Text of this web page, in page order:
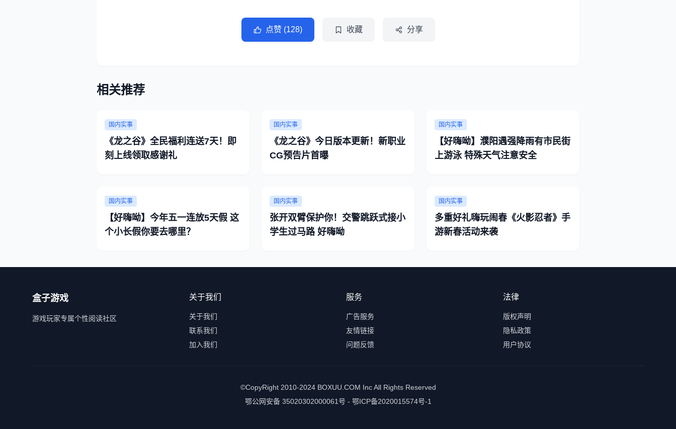
点赞 (128) 收藏 分享
相关推荐
国内实事
《龙之谷》全民福利连送7天！即
刻上线领取感谢礼
国内实事
《龙之谷》今日版本更新！新职业
CG预告片首曝
国内实事
【好嗨呦】濮阳遇强降雨有市民街
上游泳 特殊天气注意安全
国内实事
【好嗨呦】今年五一连放5天假 这
个小长假你要去哪里？
国内实事
张开双臂保护你！交警跳跃式接小
学生过马路 好嗨呦
国内实事
多重好礼嗨玩闹春《火影忍者》手
游新春活动来袭
盒子游戏
游戏玩家专属个性阅读社区
关于我们
关于我们
联系我们
加入我们
服务
广告服务
友情链接
问题反馈
法律
版权声明
隐私政策
用户协议
©CopyRight 2010-2024 BOXUU.COM Inc All Rights Reserved
鄂公网安备 35020302000061号 - 鄂ICP备2020015574号-1